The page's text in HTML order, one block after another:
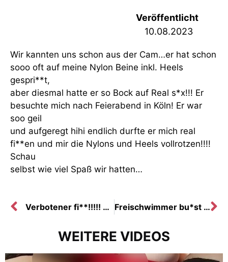
Veröffentlicht
10.08.2023
Wir kannten uns schon aus der Cam…er hat schon
sooo oft auf meine Nylon Beine inkl. Heels
gespri**t,
aber diesmal hatte er so Bock auf Real s*x!!! Er
besuchte mich nach Feierabend in Köln! Er war
soo geil
und aufgeregt hihi endlich durfte er mich real
fi**en und mir die Nylons und Heels vollrotzen!!!!
Schau
selbst wie viel Spaß wir hatten…
Verbotener fi**!!!!! Freund der Stiefschwester gefi**t!!! Freischwimmer bu*st mich vor Schicht im Schwimmbad!!!
WEITERE VIDEOS